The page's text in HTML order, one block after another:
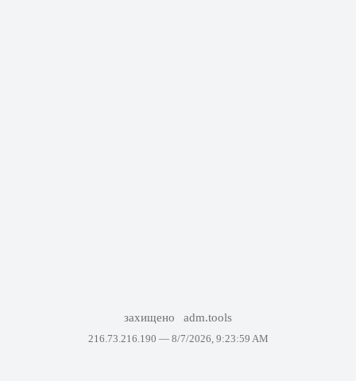
захищено adm.tools
216.73.216.190 — 8/7/2026, 9:23:59 AM